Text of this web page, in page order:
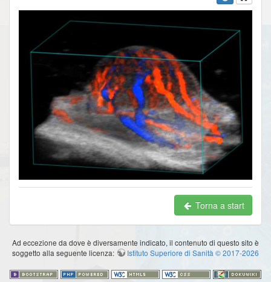
Torna a start
Ad eccezione da dove è diversamente indicato, il contenuto di questo sito è
soggetto alla seguente licenza:
Istituto Superiore di Sanità © 2017-2026